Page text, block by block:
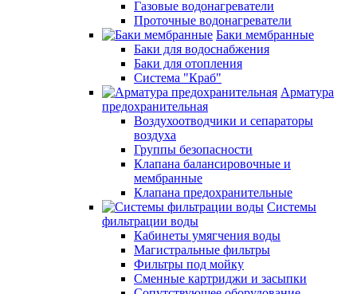
Газовые водонагреватели
Проточные водонагреватели
Баки мембранные
Баки для водоснабжения
Баки для отопления
Система "Краб"
Арматура
предохранительная
Воздухоотводчики и сепараторы
воздуха
Группы безопасности
Клапана балансировочные и
мембранные
Клапана предохранительные
Системы
фильтрации воды
Кабинеты умягчения воды
Магистральные фильтры
Фильтры под мойку
Сменные картриджи и засыпки